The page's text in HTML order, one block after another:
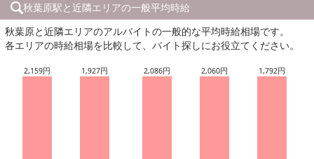
秋葉原駅と近隣エリアの一般平均時給
秋葉原と近隣エリアのアルバイトの一般的な平均時給相場です。
各エリアの時給相場を比較して、バイト探しにお役立てください。
2,159円 1,927円 2,086円 2,060円 1,792円